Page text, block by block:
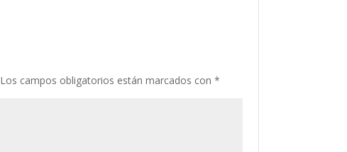
Los campos obligatorios están marcados con*